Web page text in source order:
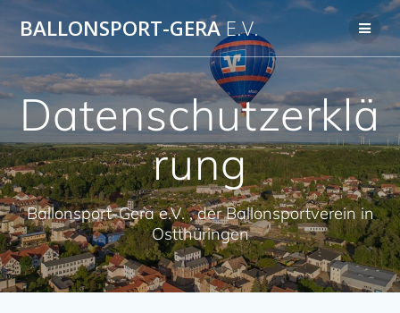
Inhalt
springen
BALLONSPORT-GERAE.V.
Datenschutzerklä
rung
Ballonsport-Gera e.V. , der Ballonsportverein in
Ostthüringen